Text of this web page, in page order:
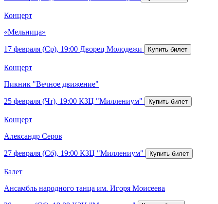
Концерт
«Мельница»
17 февраля (Ср), 19:00 Дворец Молодежи
Концерт
Пикник "Вечное движение"
25 февраля (Чт), 19:00 КЗЦ "Миллениум"
Концерт
Александр Серов
27 февраля (Сб), 19:00 КЗЦ "Миллениум"
Балет
Ансамбль народного танца им. Игоря Моисеева